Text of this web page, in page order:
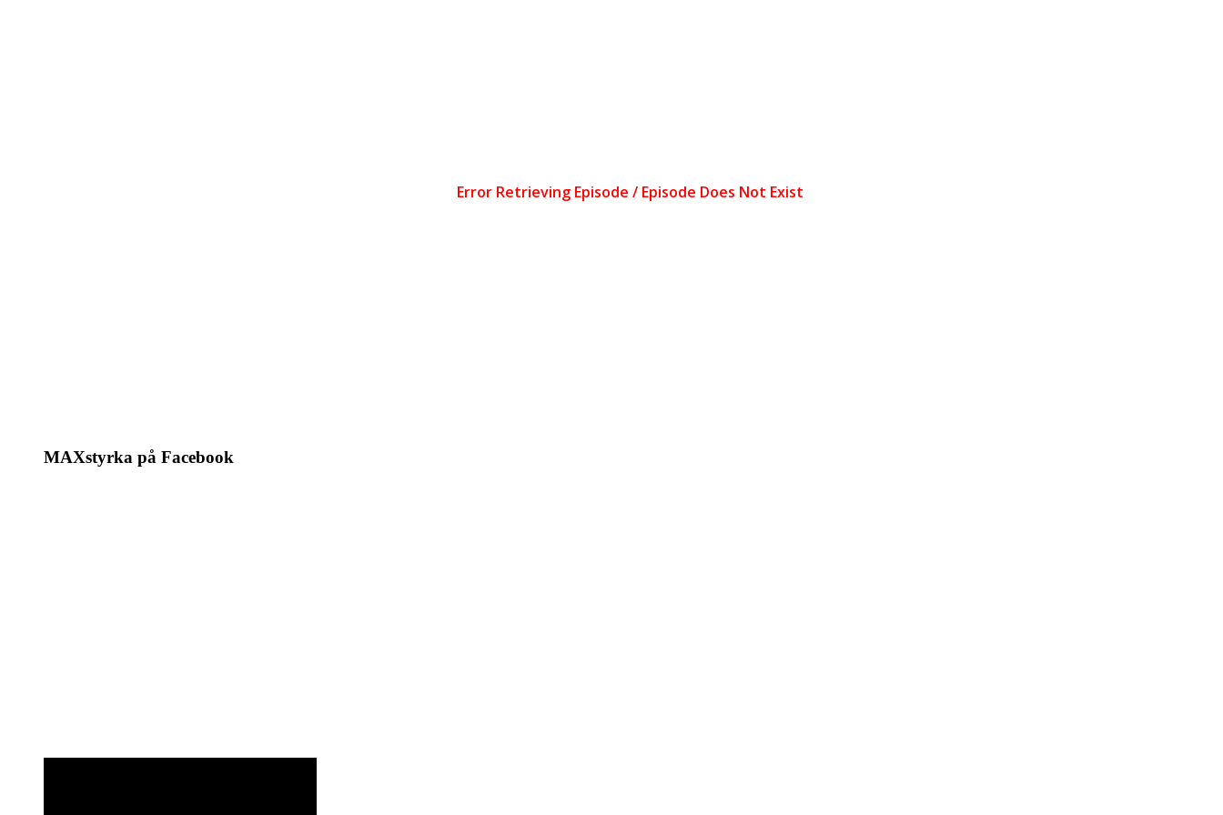
MAXstyrka på Facebook